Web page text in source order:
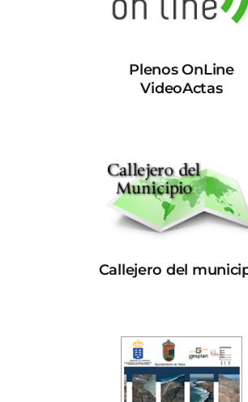
Plenos OnLine
VideoActas
Callejero del